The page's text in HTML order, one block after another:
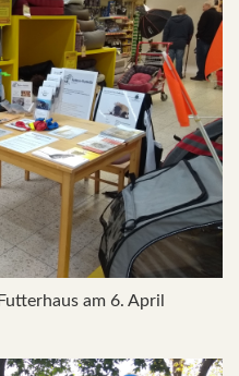
am 6. April